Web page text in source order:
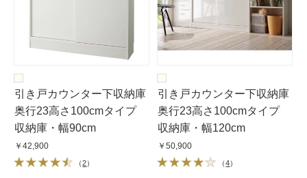
引き戸カウンター下収納庫
奥行23高さ100cmタイプ
収納庫・幅90cm
￥42,900
（2）
引き戸カウンター下収納庫
奥行23高さ100cmタイプ
収納庫・幅120cm
￥50,900
（4）